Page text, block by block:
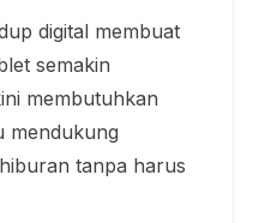
digital membuat
semakin
membutuhkan
mendukung
tanpa harus